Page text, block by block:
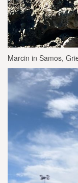
Marcin in Samos,